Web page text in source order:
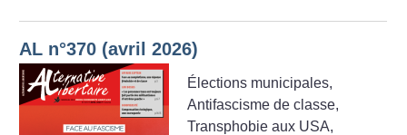
AL n°370 (avril 2026)
Élections municipales,
Antifascisme de classe,
Transphobie aux USA,